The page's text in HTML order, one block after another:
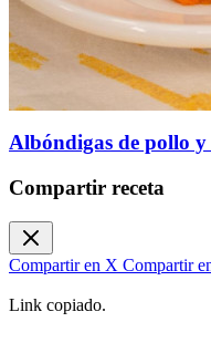
Albóndigas de pollo y
Compartir receta
Compartir en X Compartir
Link copiado.